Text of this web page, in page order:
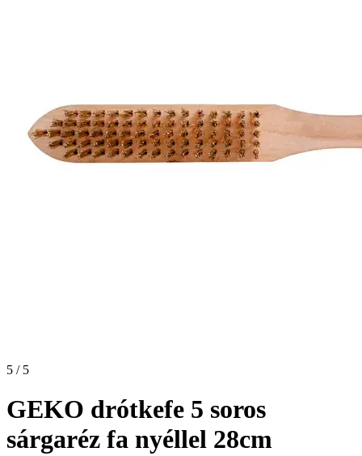
5 / 5
GEKO drótkefe 5 soros
sárgaréz fa nyéllel 28cm